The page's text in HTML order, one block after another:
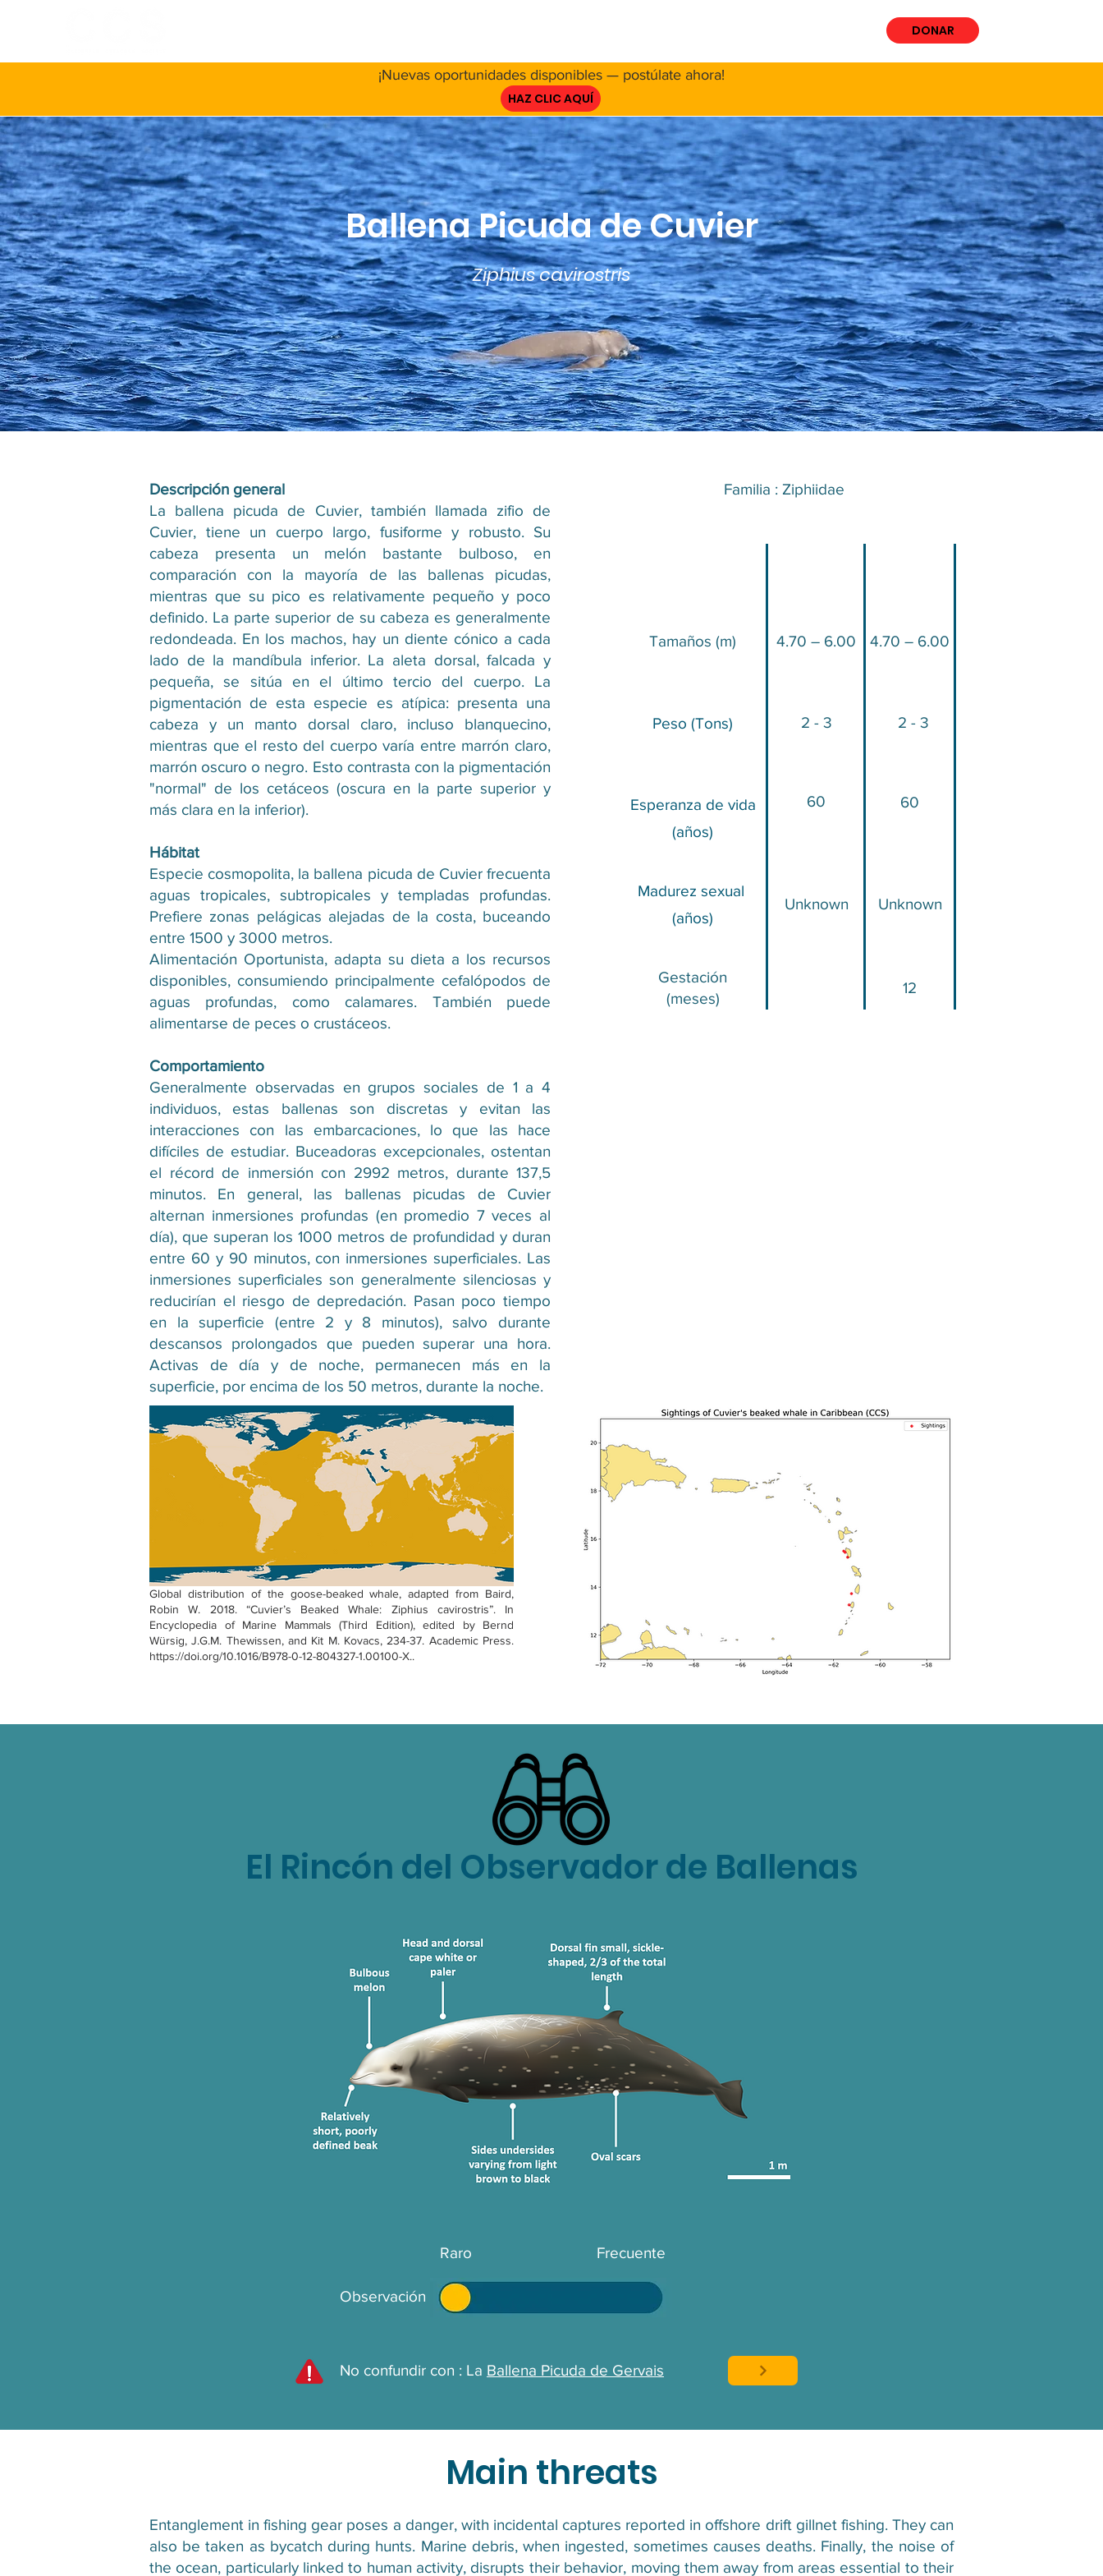
DONAR
¡Nuevas oportunidades disponibles — postúlate ahora!
HAZ CLIC AQUÍ
Ballena Picuda de Cuvier
Ziphius cavirostris
Descripción general
La ballena picuda de Cuvier, también llamada zifio de
Cuvier, tiene un cuerpo largo, fusiforme y robusto. Su
cabeza presenta un melón bastante bulboso, en
comparación con la mayoría de las ballenas picudas,
mientras que su pico es relativamente pequeño y poco
definido. La parte superior de su cabeza es generalmente
redondeada. En los machos, hay un diente cónico a cada
lado de la mandíbula inferior. La aleta dorsal, falcada y
pequeña, se sitúa en el último tercio del cuerpo. La
pigmentación de esta especie es atípica: presenta una
cabeza y un manto dorsal claro, incluso blanquecino,
mientras que el resto del cuerpo varía entre marrón claro,
marrón oscuro o negro. Esto contrasta con la pigmentación
"normal" de los cetáceos (oscura en la parte superior y
más clara en la inferior).
Hábitat
Especie cosmopolita, la ballena picuda de Cuvier frecuenta
aguas tropicales, subtropicales y templadas profundas.
Prefiere zonas pelágicas alejadas de la costa, buceando
entre 1500 y 3000 metros.
Alimentación Oportunista, adapta su dieta a los recursos
disponibles, consumiendo principalmente cefalópodos de
aguas profundas, como calamares. También puede
alimentarse de peces o crustáceos.
Comportamiento
Generalmente observadas en grupos sociales de 1 a 4
individuos, estas ballenas son discretas y evitan las
interacciones con las embarcaciones, lo que las hace
difíciles de estudiar. Buceadoras excepcionales, ostentan
el récord de inmersión con 2992 metros, durante 137,5
minutos. En general, las ballenas picudas de Cuvier
alternan inmersiones profundas (en promedio 7 veces al
día), que superan los 1000 metros de profundidad y duran
entre 60 y 90 minutos, con inmersiones superficiales. Las
inmersiones superficiales son generalmente silenciosas y
reducirían el riesgo de depredación. Pasan poco tiempo
en la superficie (entre 2 y 8 minutos), salvo durante
descansos prolongados que pueden superar una hora.
Activas de día y de noche, permanecen más en la
superficie, por encima de los 50 metros, durante la noche.
Familia : Ziphiidae
Tamaños (m)​​
Peso (Tons)
Esperanza de vida
(años)
Madurez sexual
(años)
Gestación
(meses)
4.70 – 6.00
2 - 3
60
Unknown
4.70 – 6.00
2 - 3
60
Unknown
12
Global distribution of the goose-beaked whale, adapted from Baird,
Robin W. 2018. “Cuvier’s Beaked Whale: Ziphius cavirostris”. In
Encyclopedia of Marine Mammals (Third Edition), edited by Bernd
Würsig, J.G.M. Thewissen, and Kit M. Kovacs, 234-37. Academic Press.
https://doi.org/10.1016/B978-0-12-804327-1.00100-X..
El Rincón del Observador de Ballenas
Raro Frecuente
Observación :
No confundir con : La Ballena Picuda de Gervais
Main threats
Entanglement in fishing gear poses a danger, with incidental captures reported in offshore drift gillnet fishing. They can
also be taken as bycatch during hunts. Marine debris, when ingested, sometimes causes deaths. Finally, the noise of
the ocean, particularly linked to human activity, disrupts their behavior, moving them away from areas essential to their